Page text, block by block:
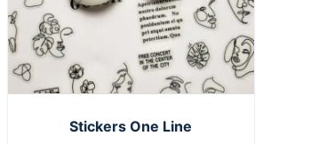
Stickers One Line